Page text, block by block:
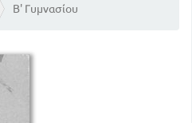
Β' Γυμνασίου